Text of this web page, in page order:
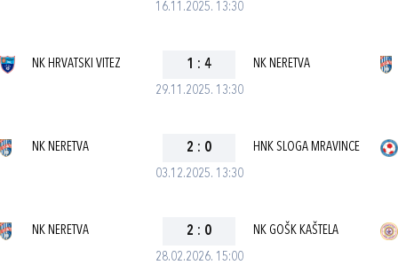
16.11.2025. 13:30
29.11.2025. 13:30
NK HRVATSKI VITEZ 1 : 4 NK NERETVA
03.12.2025. 13:30
NK NERETVA 2 : 0 HNK SLOGA MRAVINCE
28.02.2026. 15:00
NK NERETVA 2 : 0 NK GOŠK KAŠTELA